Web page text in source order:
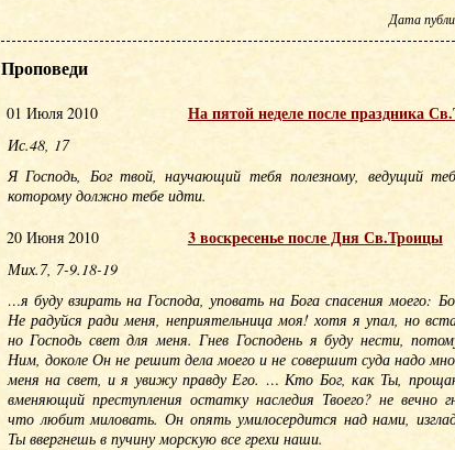
Дата
Проповеди
01 Июля 2010 На пятой неделе после праздника
Ис.48, 17
Я Господь, Бог твой, научающий тебя полезному, ведущий
которому должно тебе идти.
20 Июня 2010
3 воскресенье после Дня Св.Троицы
Мих.7, 7-9.18-19
…я буду взирать на Господа, уповать на Бога спасения моего:
Не радуйся ради меня, неприятельница моя! хотя я упал, но
но Господь свет для меня. Гнев Господень я буду нести,
Ним, доколе Он не решит дела моего и не совершит суда надо
меня на свет, и я увижу правду Его. … Кто Бог, как Ты,
вменяющий преступления остатку наследия Твоего? не вечно
что любит миловать. Он опять умилосердится над нами,
Ты ввергнешь в пучину морскую все грехи наши.